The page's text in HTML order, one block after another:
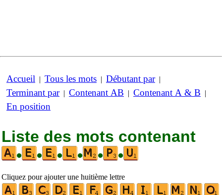
Accueil | Tous les mots | Débutant par|
Terminant par| Contenant AB | Contenant A & B |
En position
Liste des mots contenant
•
• • • • •
Cliquez pour ajouter une huitième lettre